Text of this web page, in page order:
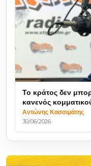
Το κράτος δεν
κανενός
Αντώνης Κασσιμάτης
30/06/2026